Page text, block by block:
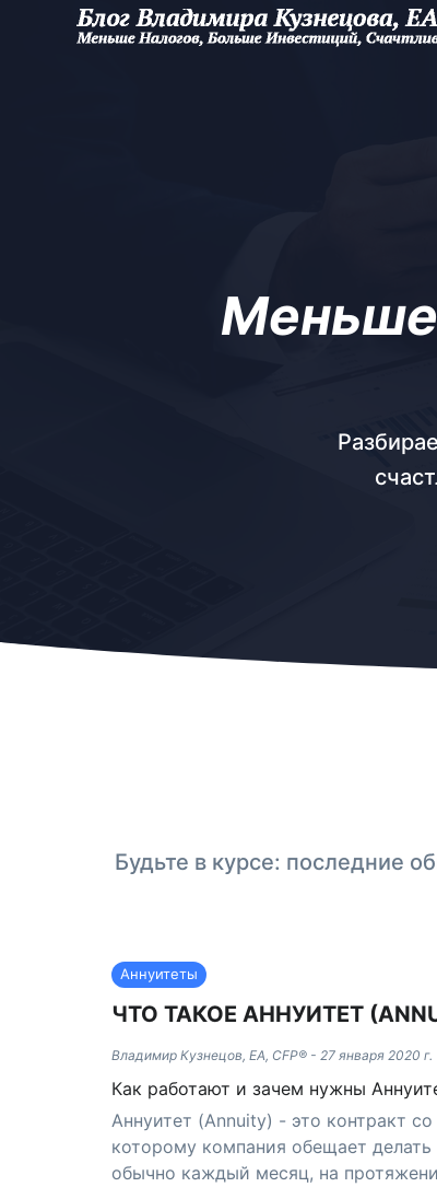
Меньше
Будьте в курсе: последние
Аннуитеты
ЧТО ТАКОЕ АННУИТЕТ
Владимир Кузнецов, EA, CFP® - 27 января 2020 г.
Как работают и зачем нужны
Аннуитет (Annuity) - это контракт
которому компания обещает
обычно каждый месяц, на